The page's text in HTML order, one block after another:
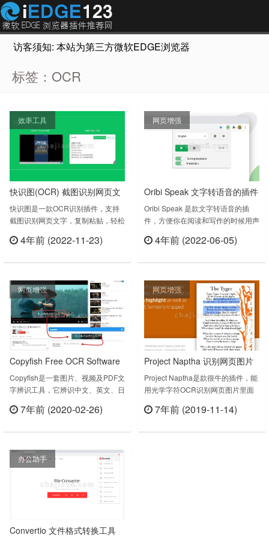
访客须知: 本站为第三方微软EDGE浏览器插件推荐网站，
标签：OCR
效率工具
快识图(OCR) 截图识别网页文
字，复制粘贴，轻松解决网页
内容不能复制难题
快识图是一款OCR识别插件，支持
截图识别网页文字，复制粘贴，轻松
片文字识别、网页PDF文字识别、传
可快速提取截取内容文本，复制粘
贴，轻松解决网页内容不能复制难
题，通过插件传图功能，可以将电脑
各类图片（如微信、QQ、钉钉等聊
天软件图片、本地图片、office……
4年前 (2022-11-23)
网页增强
Oribi Speak 文字转语音的插件
Oribi Speak 是款文字转语音的插
件，方便你在阅读和写作的时候用声
v2.4.1上次更新日期：2022年5月3
4年前 (2022-06-05)
网页增强
Copyfish Free OCR Software
图片、视频及PDF文字辨识工
具
Copyfish是一套图片、视频及PDF文
字辨识工具，它辨识中文、英文、日
用Copyfish提取画面内容，就能透过
识图象、视频或PDF档案内的文字。
可辨识中文、英文、日文、韩文、法
文等多国语言。支持Windows、
Mac及Linux等操作系统。Co……
7年前 (2020-02-26)
网页增强
Project Naptha 识别网页图片
里面的文字并可复制的插件
Project Naptha是款很牛的插件，能
用光学字符OCR识别网页图片里面
选择进行复制。Highlight, copy,
7年前 (2019-11-14)
办公助手
Convertio 文件格式转换工具